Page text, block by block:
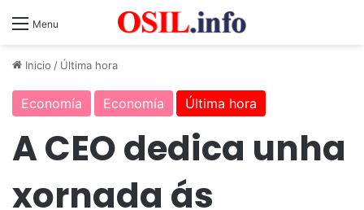
Menu
Inicio / Última hora
Economía Economía Última hora
A CEO dedica unha
xornada ás